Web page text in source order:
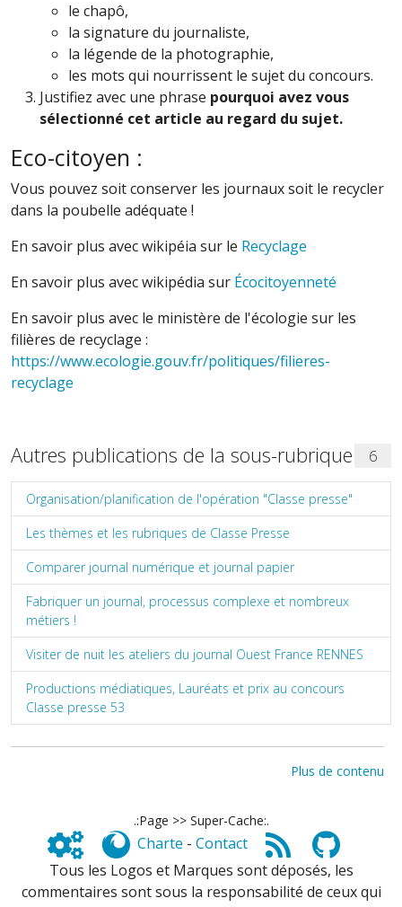
le chapô,
la signature du journaliste,
la légende de la photographie,
les mots qui nourrissent le sujet du concours.
Justifiez avec une phrase pourquoi avez vous
sélectionné cet article au regard du sujet.
Eco-citoyen :
Vous pouvez soit conserver les journaux soit le recycler
dans la poubelle adéquate !
En savoir plus avec wikipéia sur le Recyclage
En savoir plus avec wikipédia sur Écocitoyenneté
En savoir plus avec le ministère de l'écologie sur les
filières de recyclage :
https://www.ecologie.gouv.fr/politiques/filieres-
recyclage
Autres publications de la sous-rubrique 6
Organisation/planification de l'opération "Classe presse"
Les thèmes et les rubriques de Classe Presse
Comparer journal numérique et journal papier
Fabriquer un journal, processus complexe et nombreux
métiers !
Visiter de nuit les ateliers du journal Ouest France RENNES
Productions médiatiques, Lauréats et prix au concours
Classe presse 53
Plus de contenu
.:Page >> Super-Cache:.
Charte - Contact
Tous les Logos et Marques sont déposés, les
commentaires sont sous la responsabilité de ceux qui